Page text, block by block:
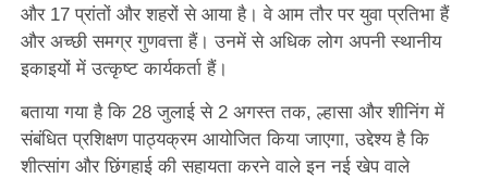
और 17 प्रांतों और शहरों से आया है। वे आम तौर पर युवा प्रतिभा हैं
और अच्छी समग्र गुणवत्ता हैं। उनमें से अधिक लोग अपनी स्थानीय
इकाइयों में उत्कृष्ट कार्यकर्ता हैं।
बताया गया है कि 28 जुलाई से 2 अगस्त तक, ल्हासा और शीनिंग में
संबंधित प्रशिक्षण पाठ्यक्रम आयोजित किया जाएगा, उद्देश्य है कि
शीत्सांग और छिंगहाई की सहायता करने वाले इन नई खेप वाले